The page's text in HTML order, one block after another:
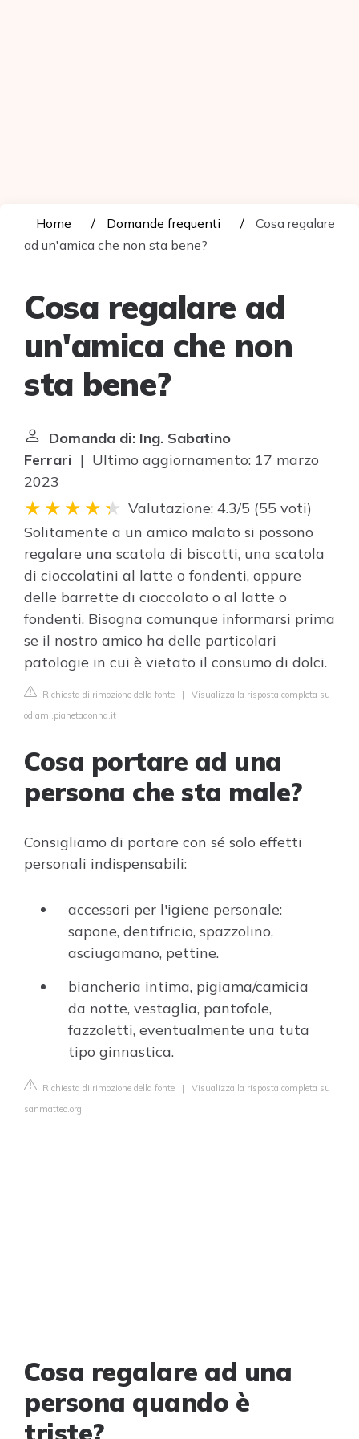
Home Domande frequenti
Cosa regalare
ad un'amica che non sta bene?
Cosa regalare ad
un'amica che non
sta bene?
Domanda di: Ing. Sabatino
Ferrari | Ultimo aggiornamento: 17 marzo
2023
Valutazione: 4.3/5 (55 voti)
Solitamente a un amico malato si possono
regalare una scatola di biscotti, una scatola
di cioccolatini al latte o fondenti, oppure
delle barrette di cioccolato o al latte o
fondenti. Bisogna comunque informarsi prima
se il nostro amico ha delle particolari
patologie in cui è vietato il consumo di dolci.
Richiesta di rimozione della fonte | Visualizza la risposta completa su
odiami.pianetadonna.it
Cosa portare ad una
persona che sta male?
Consigliamo di portare con sé solo effetti
personali indispensabili:
accessori per l'igiene personale:
sapone, dentifricio, spazzolino,
asciugamano, pettine.
biancheria intima, pigiama/camicia
da notte, vestaglia, pantofole,
fazzoletti, eventualmente una tuta
tipo ginnastica.
Richiesta di rimozione della fonte | Visualizza la risposta completa su
sanmatteo.org
Cosa regalare ad una
persona quando è
triste?